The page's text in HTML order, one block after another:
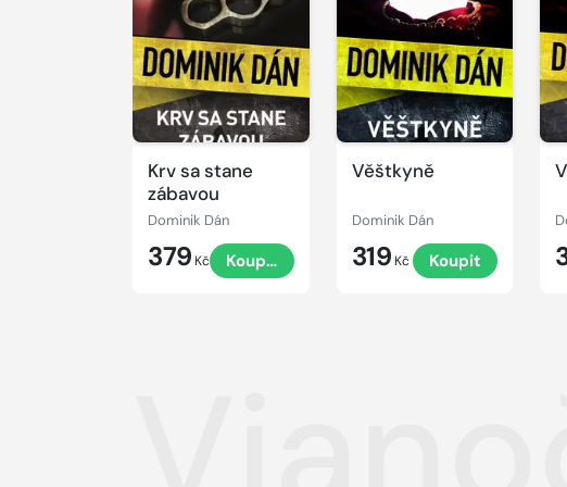
Krv sa stane
zábavou
Dominik Dán
379 Kč Koupit
Věštkyně
Dominik Dán
319 Kč Koupit